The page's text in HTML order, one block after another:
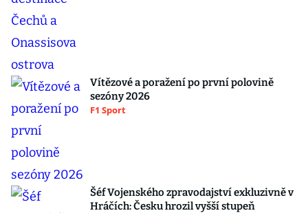
Vítězové a poražení po první polovině
sezóny 2026
F1 Sport
Šéf Vojenského zpravodajství exkluzivně v
Hráčích: Česku hrozil vyšší stupeň